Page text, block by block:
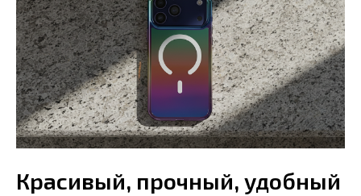
Красивый, прочный, удобный